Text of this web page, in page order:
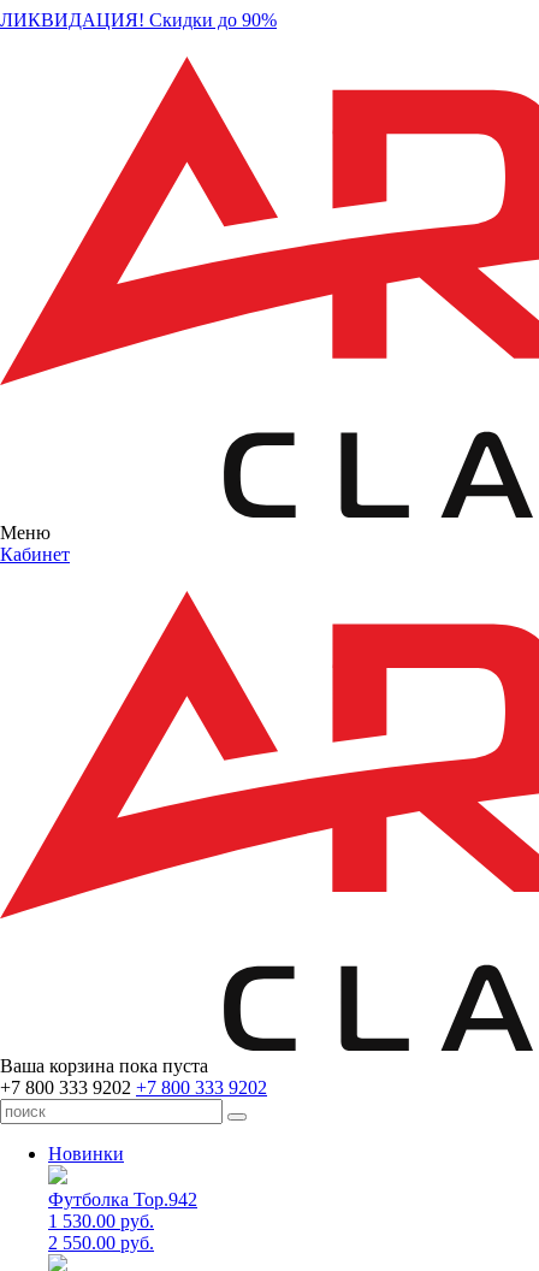
ЛИКВИДАЦИЯ! Скидки до 90%
Меню
Кабинет
Ваша корзина пока пуста
+7 800 333 9202 +7 800 333 9202
Новинки
Футболка Top.942
1 530.00 руб.
2 550.00 руб.